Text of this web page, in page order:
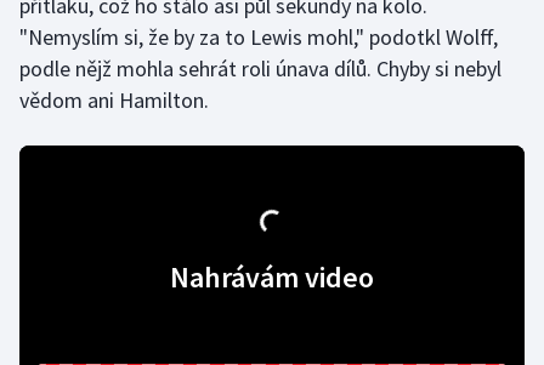
Olympijské hry
Parasport
"Nemyslím si, že by za to Lewis mohl," podotkl Wolff,
podle nějž mohla sehrát roli únava dílů. Chyby si nebyl
vědom ani Hamilton.
Nahrávám video